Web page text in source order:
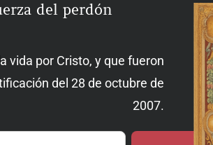
del perdón
vida por Cristo, y que fueron
del 28 de octubre de
2007.